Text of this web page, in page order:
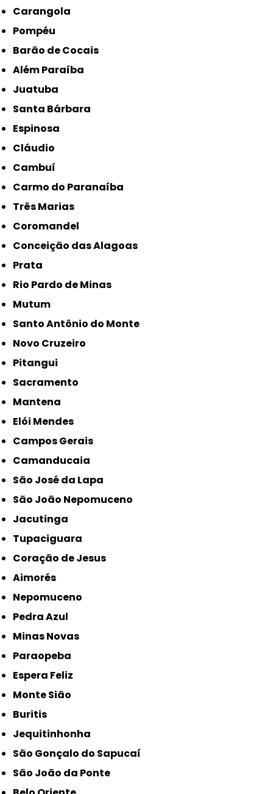
Carangola
Pompéu
Barão de Cocais
Além Paraíba
Juatuba
Santa Bárbara
Espinosa
Cláudio
Cambuí
Carmo do Paranaíba
Três Marias
Coromandel
Conceição das Alagoas
Prata
Rio Pardo de Minas
Mutum
Santo Antônio do Monte
Novo Cruzeiro
Pitangui
Sacramento
Mantena
Elói Mendes
Campos Gerais
Camanducaia
São José da Lapa
São João Nepomuceno
Jacutinga
Tupaciguara
Coração de Jesus
Aimorés
Nepomuceno
Pedra Azul
Minas Novas
Paraopeba
Espera Feliz
Monte Sião
Buritis
Jequitinhonha
São Gonçalo do Sapucaí
São João da Ponte